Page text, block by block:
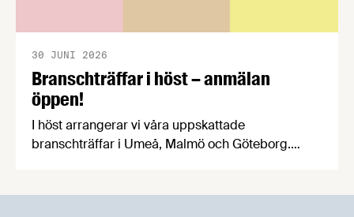
Branschträffar i höst – anmälan
öppen!
30 JUNI 2026
I höst arrangerar vi våra uppskattade
branschträffar i Umeå, Malmö och Göteborg.